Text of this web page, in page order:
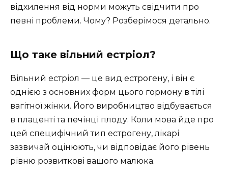
відхилення від норми можуть свідчити про
певні проблеми. Чому? Розберімося детально.
Що таке вільний естріол?
Вільний естріол — це вид естрогену, і він є
однією з основних форм цього гормону в тілі
вагітної жінки. Його виробництво відбувається
в плаценті та печінці плоду. Коли мова йде про
цей специфічний тип естрогену, лікарі
зазвичай оцінюють, чи відповідає його рівень
рівню розвиткові вашого малюка.